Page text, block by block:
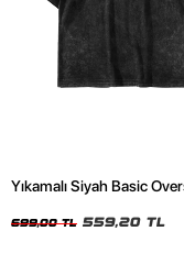
Yıkamalı Siyah Basic
699,00 TL 559,20 TL